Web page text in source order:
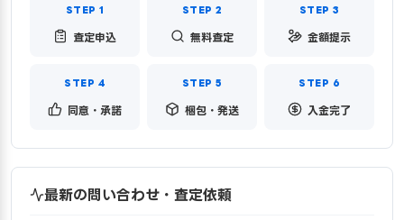
査定申込 無料査定 金額提示
同意・承諾 梱包・発送 入金完了
最新の問い合わせ・査定依頼